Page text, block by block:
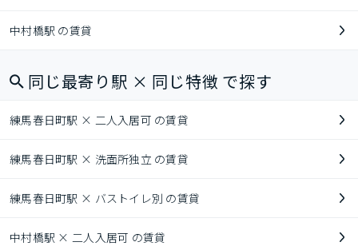
中村橋駅 の賃貸
同じ最寄り駅 × 同じ特徴 で探す
練馬春日町駅 × 二人入居可 の賃貸
練馬春日町駅 × 洗面所独立 の賃貸
練馬春日町駅 × バストイレ別 の賃貸
中村橋駅 × 二人入居可 の賃貸